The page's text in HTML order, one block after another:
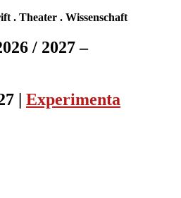
. Theater . Wissenschaft
/ 2027 –
| Experimenta